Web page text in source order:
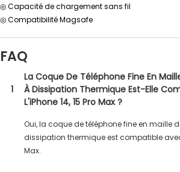
◎ Capacité de chargement sans fil
◎ Compatibilité Magsafe
FAQ
1
La Coque De Téléphone Fine En
À Dissipation Thermique Est-Elle
L'iPhone 14, 15 Pro Max ?
Oui, la coque de téléphone fine en maille
dissipation thermique est compatible avec
Max.